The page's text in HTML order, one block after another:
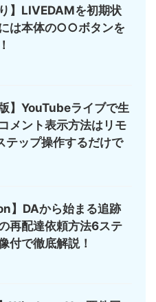
り】LIVEDAMを初期状
は本体の○○ボタンを
版】YouTubeライブで生
メント表示方法はリモ
テップ操作するだけで
】DAから始まる追跡
再配達依頼方法6ステ
付で徹底解説！